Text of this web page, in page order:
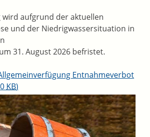
wird aufgrund der aktuellen
und der Niedrigwassersituation in
31. August 2026 befristet.
Entnahmeverbot
KB)